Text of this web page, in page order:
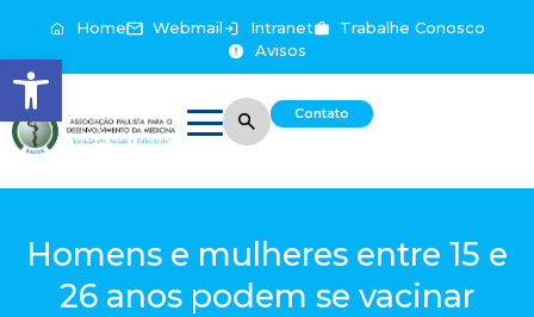
Abrir a barra de ferramentas
Home Webmail Intranet
Trabalhe Conosco
Avisos
Contato
Homens e mulheres entre 15 e
26 anos podem se vacinar